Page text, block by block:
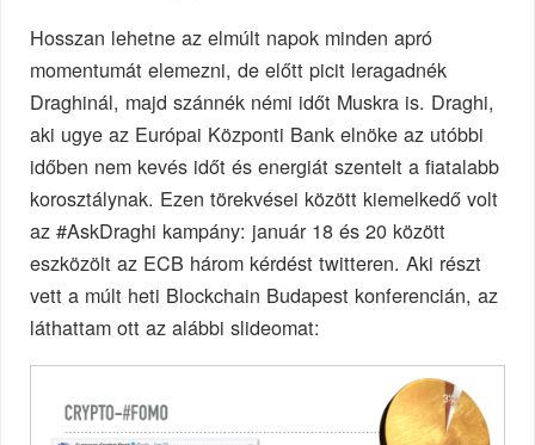
Hosszan lehetne az elmúlt napok minden apró
momentumát elemezni, de előtt picit leragadnék
Draghinál, majd szánnék némi időt Muskra is. Draghi,
aki ugye az Európai Központi Bank elnöke az utóbbi
időben nem kevés időt és energiát szentelt a fiatalabb
korosztálynak. Ezen törekvései között kiemelkedő volt
az #AskDraghi kampány: január 18 és 20 között
eszközölt az ECB három kérdést twitteren. Aki részt
vett a múlt heti Blockchain Budapest konferencián, az
láthattam ott az alábbi slideomat: